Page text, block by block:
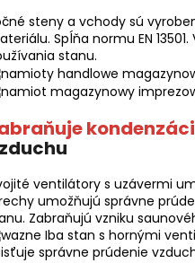
steny a vchody sú
Spĺňa normu EN
stanu.
ventilátory s uzávermi
umožňujú správne
Zabraňujú vzniku
Iba stan s hornými
správne prúdenie